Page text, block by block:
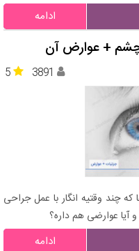
ادامه
چشم + عوارض آن
5 3891
چند وقتیه انگار با عمل جراحی
آیا عوارضی هم داره؟
ادامه